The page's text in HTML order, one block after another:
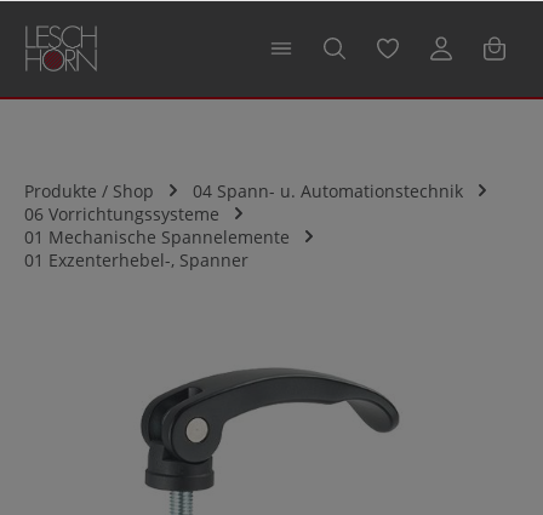
springen
Produkte / Shop
04 Spann- u. Automationstechnik
06 Vorrichtungssysteme
01 Mechanische Spannelemente
01 Exzenterhebel-, Spanner